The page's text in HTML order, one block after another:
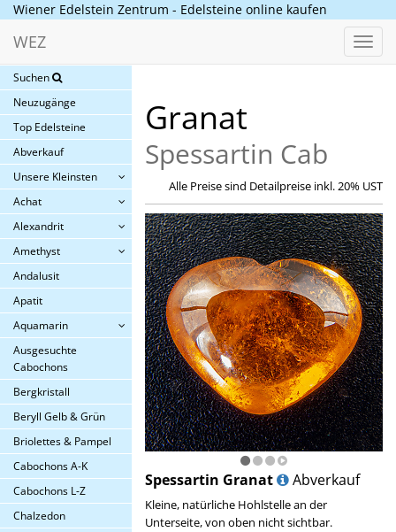
Wiener Edelstein Zentrum - Edelsteine online kaufen
WEZ
Suchen
Neuzugänge
Top Edelsteine
Abverkauf
Unsere Kleinsten
Achat
Alexandrit
Amethyst
Andalusit
Apatit
Aquamarin
Ausgesuchte
Cabochons
Bergkristall
Beryll Gelb & Grün
Briolettes & Pampel
Cabochons A-K
Cabochons L-Z
Chalzedon
Granat
Spessartin Cab
Alle Preise sind Detailpreise inkl. 20% UST
Spessartin Granat Abverkauf
Kleine, natürliche Hohlstelle an der
Unterseite, von oben nicht sichtbar.